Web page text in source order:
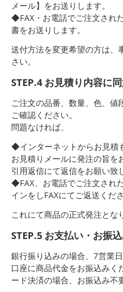
メール】をお送りします。
◆FAX・お電話でご注文され
書をお送りします。
送付方法を変更希望の方は、
さい。
STEP.4 お見積り内容に
ご注文の品番、数量、色、値
ご確認ください。
問題なければ、
◆インターネットからお見積
お見積りメールに発注の旨を
引用返信にて返信をお願い致
◆FAX、お電話でご注文され
インをしFAXにてご返送くださ
これにて商品の正式発注とな
STEP.5 お支払い・お振
銀行振り込みの場合、7営業
口座に商品代金をお振込みく
ード決済の場合、お振込み不